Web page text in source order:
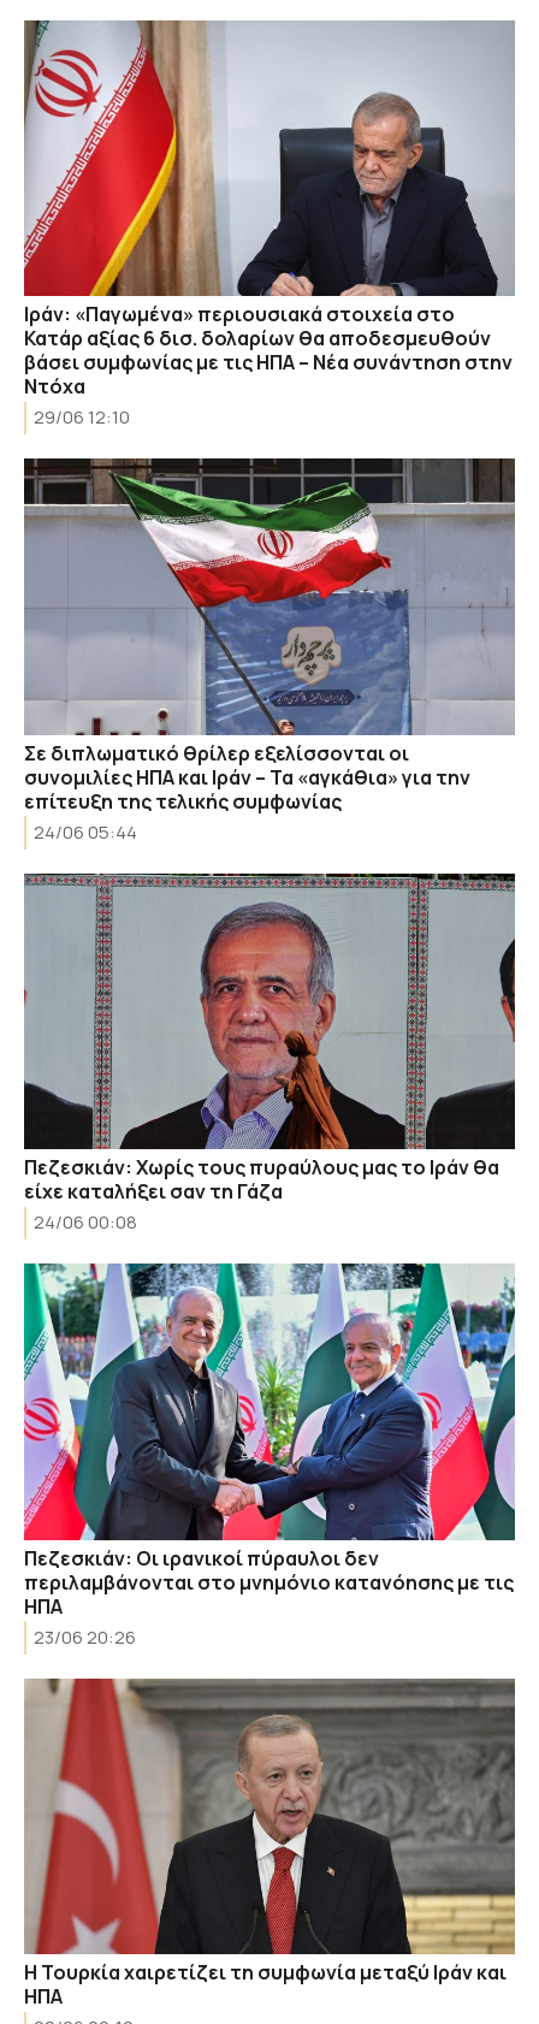
Ιράν: «Παγωμένα» περιουσιακά στοιχεία στο
Κατάρ αξίας 6 δισ. δολαρίων θα αποδεσμευθούν
βάσει συμφωνίας με τις ΗΠΑ – Νέα συνάντηση στην
Ντόχα
29/06 12:10
Σε διπλωματικό θρίλερ εξελίσσονται οι
συνομιλίες ΗΠΑ και Ιράν – Τα «αγκάθια» για την
επίτευξη της τελικής συμφωνίας
24/06 05:44
Πεζεσκιάν: Χωρίς τους πυραύλους μας το Ιράν θα
είχε καταλήξει σαν τη Γάζα
24/06 00:08
Πεζεσκιάν: Οι ιρανικοί πύραυλοι δεν
περιλαμβάνονται στο μνημόνιο κατανόησης με τις
ΗΠΑ
23/06 20:26
Η Τουρκία χαιρετίζει τη συμφωνία μεταξύ Ιράν και
ΗΠΑ